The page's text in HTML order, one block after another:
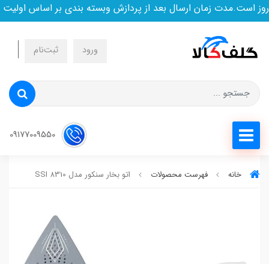
زمان ارسال بعد از پردازش وبسته بندی بر اساس اولیت
ورود ثبت‌نام
خانه فهرست محصولات اتو بخار سنکور مدل SSI 8310